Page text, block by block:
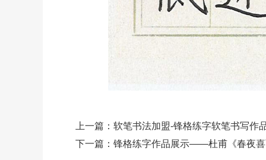
上一篇： 软笔书法加盟-锋格练字软笔书写作
下一篇： 锋格练字作品展示——杜甫《春夜